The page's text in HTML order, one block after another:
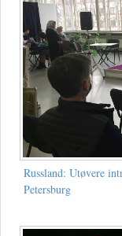
Russland: Utøvere
Petersburg